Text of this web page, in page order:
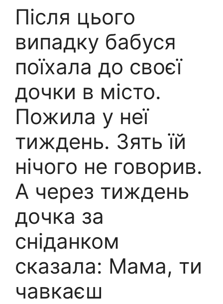
Після цього
випадку бабуся
поїхала до своєї
дочки в місто.
Пожила у неї
тиждень. Зять їй
нічого не говорив.
А через тиждень
дочка за
сніданком
сказала: Мама, ти
чавкаєш